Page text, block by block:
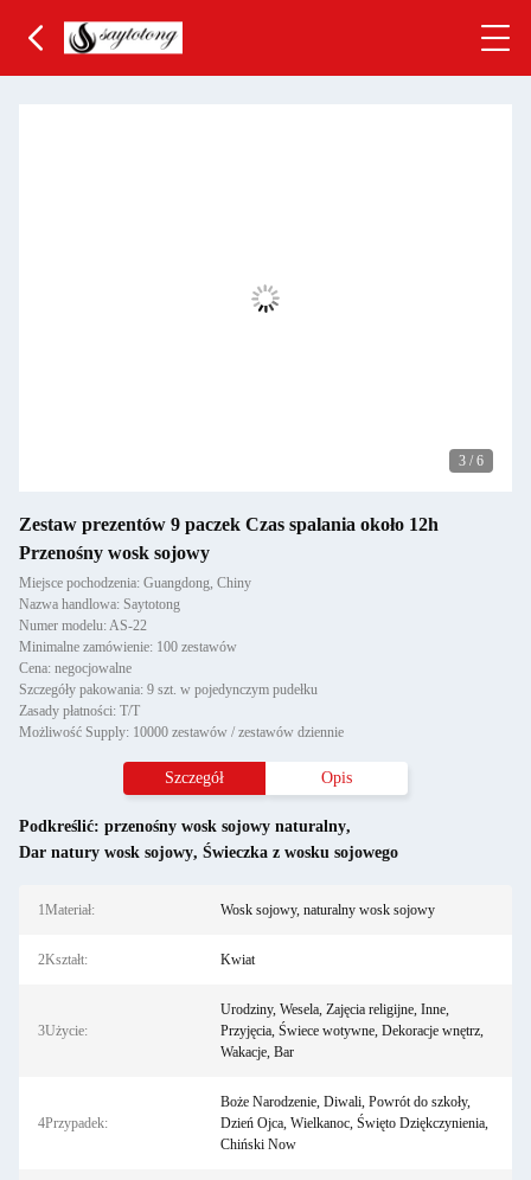
3 / 6
Zestaw prezentów 9 paczek Czas spalania około 12h
Przenośny wosk sojowy
Miejsce pochodzenia: Guangdong, Chiny
Nazwa handlowa: Saytotong
Numer modelu: AS-22
Minimalne zamówienie: 100 zestawów
Cena: negocjowalne
Szczegóły pakowania: 9 szt. w pojedynczym pudełku
Zasady płatności: T/T
Możliwość Supply: 10000 zestawów / zestawów dziennie
Szczegół Opis
Podkreślić: przenośny wosk sojowy naturalny,
Dar natury wosk sojowy, Świeczka z wosku sojowego
1Materiał: Wosk sojowy, naturalny wosk sojowy
2Kształt: Kwiat
3Użycie:
Urodziny, Wesela, Zajęcia religijne, Inne,
Przyjęcia, Świece wotywne, Dekoracje wnętrz,
Wakacje, Bar
4Przypadek:
Boże Narodzenie, Diwali, Powrót do szkoły,
Dzień Ojca, Wielkanoc, Święto Dziękczynienia,
Chiński Now